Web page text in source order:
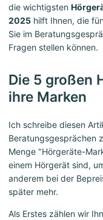
die wichtigsten
2025 hilft Ihnen, die
Sie im
Fragen stellen können.
Die 5 großen
ihre Marken
Ich schreibe diesen
Beratungsgesprächen
Menge "Hörgeräte-
einem Hörgerät sind,
anderem bei der
später mehr.
Als Erstes zählen wir